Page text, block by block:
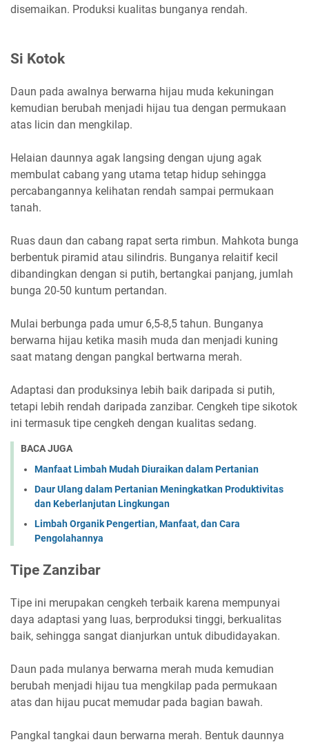
disemaikan. Produksi kualitas bunganya rendah.
Si Kotok
Daun pada awalnya berwarna hijau muda kekuningan
kemudian berubah menjadi hijau tua dengan permukaan
atas licin dan mengkilap.
Helaian daunnya agak langsing dengan ujung agak
membulat cabang yang utama tetap hidup sehingga
percabangannya kelihatan rendah sampai permukaan
tanah.
Ruas daun dan cabang rapat serta rimbun. Mahkota bunga
berbentuk piramid atau silindris. Bunganya relaitif kecil
dibandingkan dengan si putih, bertangkai panjang, jumlah
bunga 20-50 kuntum pertandan.
Mulai berbunga pada umur 6,5-8,5 tahun. Bunganya
berwarna hijau ketika masih muda dan menjadi kuning
saat matang dengan pangkal bertwarna merah.
Adaptasi dan produksinya lebih baik daripada si putih,
tetapi lebih rendah daripada zanzibar. Cengkeh tipe sikotok
ini termasuk tipe cengkeh dengan kualitas sedang.
BACA JUGA
Manfaat Limbah Mudah Diuraikan dalam Pertanian
Daur Ulang dalam Pertanian Meningkatkan Produktivitas
dan Keberlanjutan Lingkungan
Limbah Organik Pengertian, Manfaat, dan Cara
Pengolahannya
Tipe Zanzibar
Tipe ini merupakan cengkeh terbaik karena mempunyai
daya adaptasi yang luas, berproduksi tinggi, berkualitas
baik, sehingga sangat dianjurkan untuk dibudidayakan.
Daun pada mulanya berwarna merah muda kemudian
berubah menjadi hijau tua mengkilap pada permukaan
atas dan hijau pucat memudar pada bagian bawah.
Pangkal tangkai daun berwarna merah. Bentuk daunnya